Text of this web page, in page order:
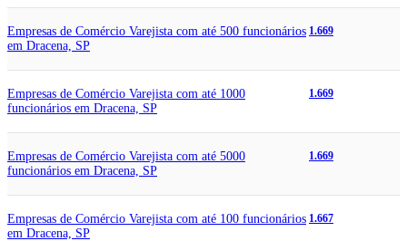
Empresas de Comércio Varejista com até 500 funcionários
em Dracena, SP
1.669
Empresas de Comércio Varejista com até 1000
funcionários em Dracena, SP
1.669
Empresas de Comércio Varejista com até 5000
funcionários em Dracena, SP
1.669
Empresas de Comércio Varejista com até 100 funcionários
em Dracena, SP
1.667